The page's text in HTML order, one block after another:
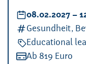
Datum:
08.02.2027 –
Kategorien:
Gesundheit,
Educational
Kosten:
Ab 819 Euro